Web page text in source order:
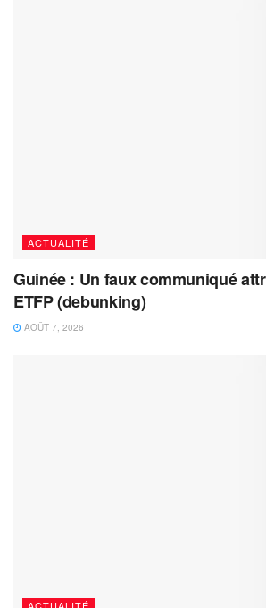
ACTUALITÉ
Guinée : Un faux communiqué
ETFP (debunking)
AOÛT 7, 2026
ACTUALITÉ